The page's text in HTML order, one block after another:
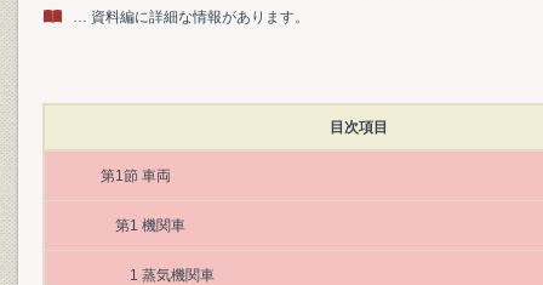
… 資料編に詳細な情報があります。
目次項目
第1節 車両
第1 機関車
1 蒸気機関車